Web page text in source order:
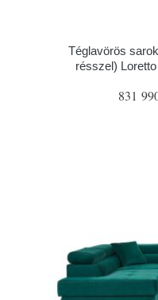
Téglavörös
résszel)
831